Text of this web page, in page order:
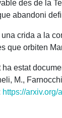
des de la
abandoni
crida a la
que orbiten
estat
M.,
https://